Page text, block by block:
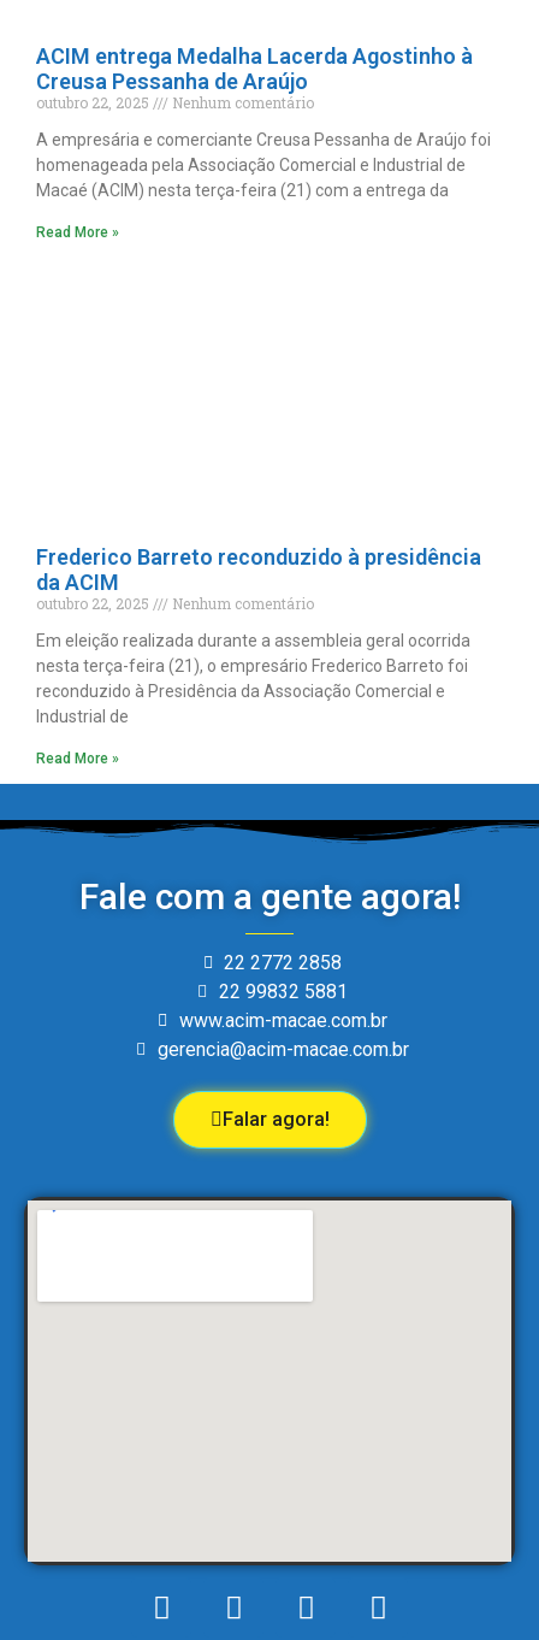
ACIM entrega Medalha Lacerda Agostinho à
Creusa Pessanha de Araújo
outubro 22, 2025
Nenhum comentário
A empresária e comerciante Creusa Pessanha de Araújo foi
homenageada pela Associação Comercial e Industrial de
Macaé (ACIM) nesta terça-feira (21) com a entrega da
Read More »
Frederico Barreto reconduzido à presidência
da ACIM
outubro 22, 2025
Nenhum comentário
Em eleição realizada durante a assembleia geral ocorrida
nesta terça-feira (21), o empresário Frederico Barreto foi
reconduzido à Presidência da Associação Comercial e
Industrial de
Read More »
Fale com a gente agora!
22 2772 2858
22 99832 5881
www.acim-macae.com.br
gerencia@acim-macae.com.br
Falar agora!